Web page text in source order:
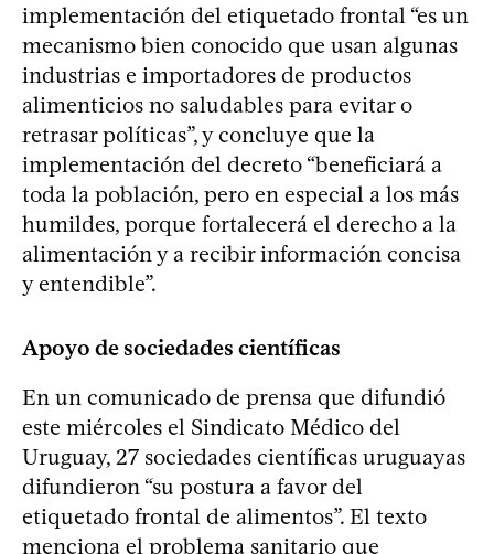
implementación del etiquetado frontal “es un
mecanismo bien conocido que usan algunas
industrias e importadores de productos
alimenticios no saludables para evitar o
retrasar políticas”, y concluye que la
implementación del decreto “beneficiará a
toda la población, pero en especial a los más
humildes, porque fortalecerá el derecho a la
alimentación y a recibir información concisa
y entendible”.
Apoyo de sociedades científicas
En un comunicado de prensa que difundió
este miércoles el Sindicato Médico del
Uruguay, 27 sociedades científicas uruguayas
difundieron “su postura a favor del
etiquetado frontal de alimentos”. El texto
menciona el problema sanitario que